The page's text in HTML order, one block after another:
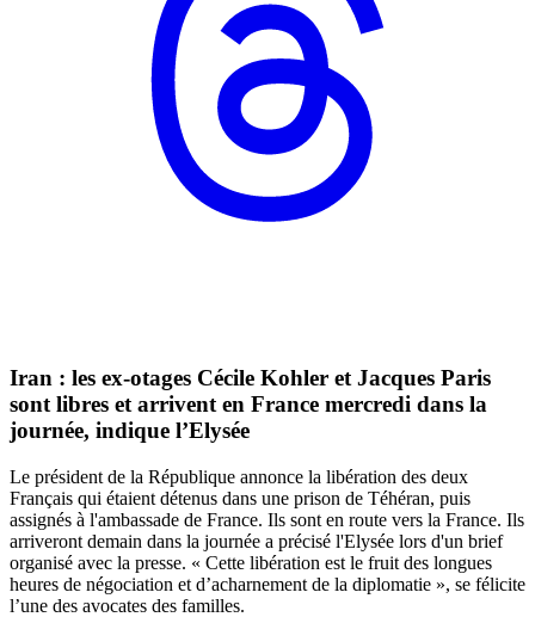
Iran : les ex-otages Cécile Kohler et Jacques Paris
sont libres et arrivent en France mercredi dans la
journée, indique l’Elysée
Le président de la République annonce la libération des deux
Français qui étaient détenus dans une prison de Téhéran, puis
assignés à l'ambassade de France. Ils sont en route vers la France. Ils
arriveront demain dans la journée a précisé l'Elysée lors d'un brief
organisé avec la presse. « Cette libération est le fruit des longues
heures de négociation et d’acharnement de la diplomatie », se félicite
l’une des avocates des familles.